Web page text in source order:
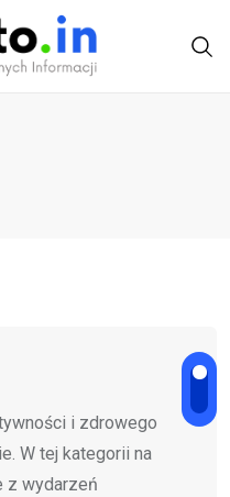
i zdrowego
W tej kategorii na
z wydarzeń